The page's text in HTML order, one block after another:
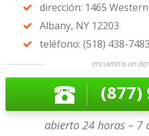
dirección: 1465
Albany, NY 12203
teléfono: (518) 438-7483
encuentra un
(877)
abierto 24 horas – 7